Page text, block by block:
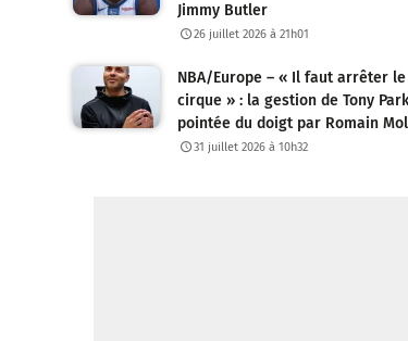
Jimmy Butler
26 juillet 2026 à 21h01
NBA/Europe – « Il faut arrêter le
cirque » : la gestion de Tony
pointée du doigt par Romain
31 juillet 2026 à 10h32